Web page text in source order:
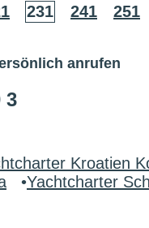
231 241 251
anrufen
3
Kroatien
•Yachtcharter